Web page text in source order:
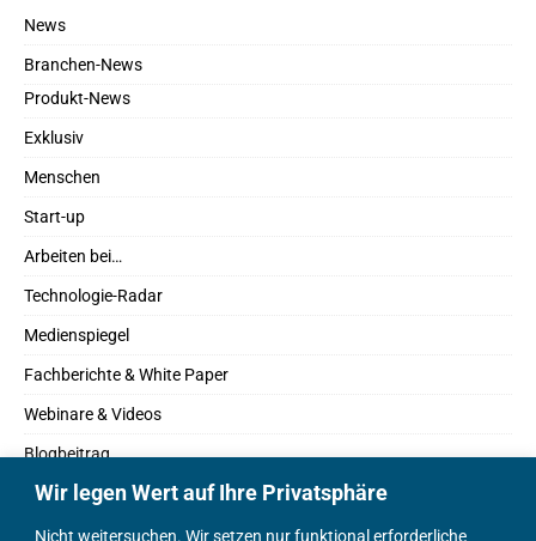
Wir legen Wert auf Ihre Privatsphäre
Nicht weitersuchen. Wir setzen nur funktional erforderliche
News
Branchen-News
Produkt-News
Exklusiv
Menschen
Start-up
Arbeiten bei…
Technologie-Radar
Medienspiegel
Fachberichte & White Paper
Webinare & Videos
Blogbeitrag
Fachbücher
Marktreport